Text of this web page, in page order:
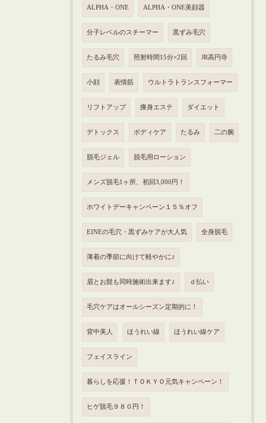
ALPHA・ONE ALPHA・ONE美顔器
分子レベルのスチーマー 黒ずみ毛穴
たるみ毛穴 照射時間15分×2回 JR高円寺
小顔 表情筋 ウルトラトランスフォーマー
リフトアップ 痩身エステ ダイエット
デトックス ボディケア たるみ 二の腕
脱毛ジェル 脱毛用ローション
メンズ脱毛1ヶ所、初回3,000円！
ホワイトデーキャンペーン１５％オフ
EINEの毛穴・黒ずみケアが大人気 全身脱毛
薄着の季節に向けて軽やかに♪
眉とお髭も同時施術出来ます♪ ｄ払い
毛穴ケアはオールシーズン定期的に！
背中美人 ほうれい線 ほうれい線ケア
フェイスライン
暮らしを応援！ＴＯＫＹＯ元気キャンペーン！
ヒゲ脱毛９８０円！